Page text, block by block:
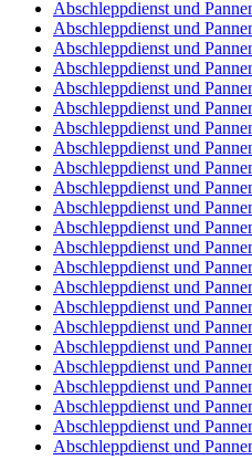
Abschleppdienst und
Abschleppdienst und
Abschleppdienst und
Abschleppdienst und
Abschleppdienst und
Abschleppdienst und
Abschleppdienst und
Abschleppdienst und
Abschleppdienst und
Abschleppdienst und
Abschleppdienst und
Abschleppdienst und
Abschleppdienst und
Abschleppdienst und
Abschleppdienst und
Abschleppdienst und
Abschleppdienst und
Abschleppdienst und
Abschleppdienst und
Abschleppdienst und
Abschleppdienst und
Abschleppdienst und
Abschleppdienst und